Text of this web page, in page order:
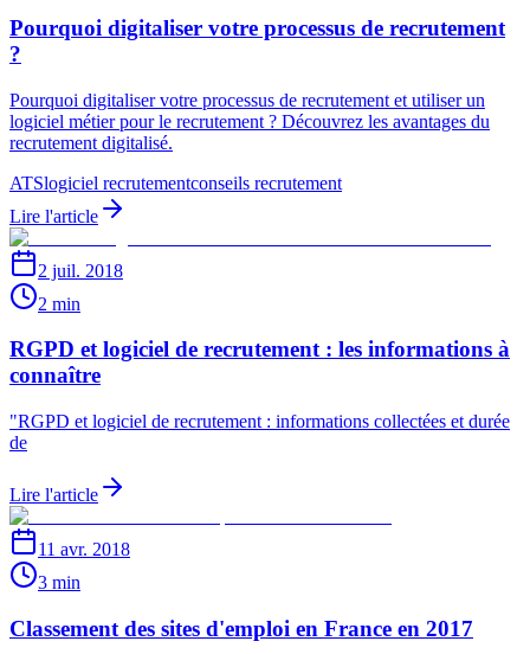
Pourquoi digitaliser votre processus de recrutement
?
Pourquoi digitaliser votre processus de recrutement et utiliser un
logiciel métier pour le recrutement ? Découvrez les avantages du
recrutement digitalisé.
ATSlogiciel recrutementconseils recrutement
Lire l'article
2 juil. 2018
2 min
RGPD et logiciel de recrutement : les informations à
connaître
"RGPD et logiciel de recrutement : informations collectées et durée
de
Lire l'article
11 avr. 2018
3 min
Classement des sites d'emploi en France en 2017